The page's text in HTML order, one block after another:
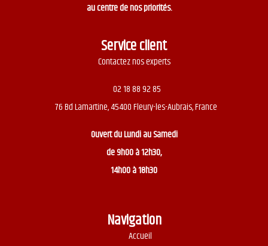
au centre de nos priorités.
Service client
Contactez nos experts
02 18 88 92 85
76 Bd Lamartine, 45400 Fleury-les-Aubrais, France
Ouvert duLundi au Samedi
de 9h00 à 12h30,
14h00 à 18h30
Navigation
Accueil